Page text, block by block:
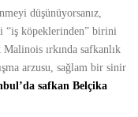
düşünüyorsanız,
“iş köpeklerinden” birini
ırkında safkanlık
arzusu, sağlam bir sinir
safkan Belçika